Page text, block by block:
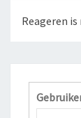
Reageren